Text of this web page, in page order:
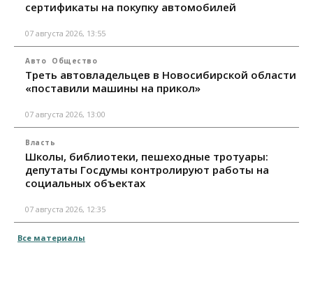
сертификаты на покупку автомобилей
07 августа 2026, 13:55
Авто Общество
Треть автовладельцев в Новосибирской области
«поставили машины на прикол»
07 августа 2026, 13:00
Власть
Школы, библиотеки, пешеходные тротуары:
депутаты Госдумы контролируют работы на
социальных объектах
07 августа 2026, 12:35
Все материалы